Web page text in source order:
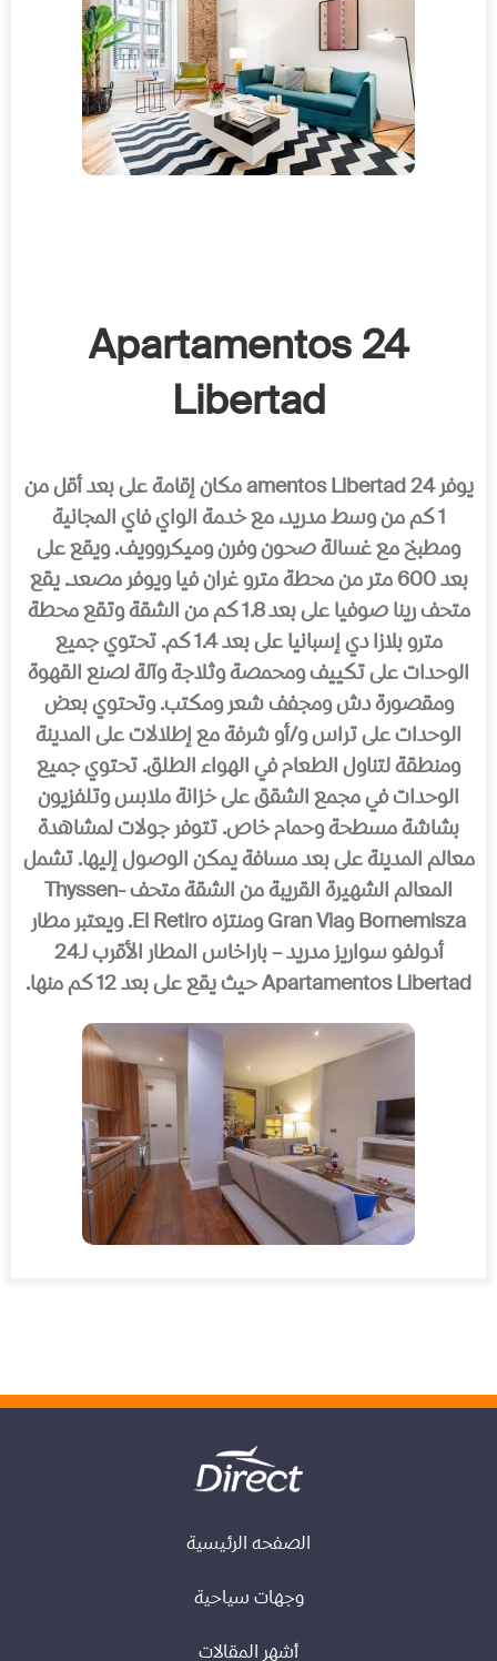
24 Apartamentos
Libertad
يوفر 24 amentos Libertad مكان إقامة على بعد أقل من
1 كم من وسط مدرید، مع خدمة الواي فاي المجانیة
ومطبخ مع غسالة صحون وفرن ومیكروویف. ویقع على
بعد 600 متر من محطة مترو غران فیا ویوفر مصعد. یقع
متحف رینا صوفیا على بعد 1.8 كم من الشقة وتقع محطة
مترو بلازا دي إسبانیا على بعد 1.4 كم. تحتوي جمیع
الوحدات على تكییف ومحمصة وثلاجة وآلة لصنع القھوة
ومقصورة دش ومجفف شعر ومكتب. وتحتوي بعض
الوحدات على تراس و/أو شرفة مع إطلالات على المدینة
ومنطقة لتناول الطعام في الھواء الطلق. تحتوي جمیع
الوحدات في مجمع الشقق على خزانة ملابس وتلفزیون
بشاشة مسطحة وحمام خاص. تتوفر جولات لمشاھدة
معالم المدینة على بعد مسافة یمكن الوصول إلیھا. تشمل
المعالم الشھیرة القریبة من الشقة متحف Thyssen-
Bornemisza وGran Via ومنتزه El Retiro. ویعتبر مطار
أدولفو سواریز مدرید – باراخاس المطار الأقرب لـ24
Apartamentos Libertad حیث یقع على بعد 12 كم منھا.
الصفحه الرئيسية
وجهات سياحية
أشهر المقالات